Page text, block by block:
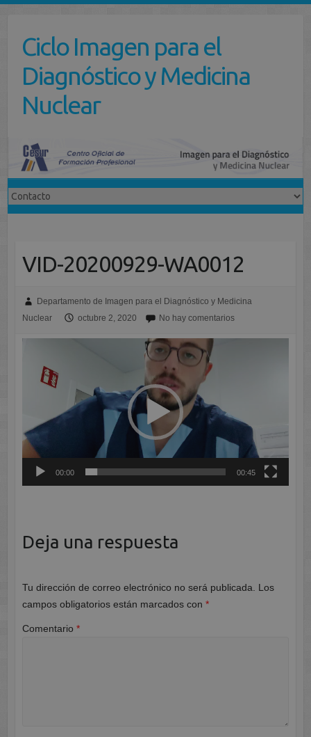
contenidoCiclo Imagen para el
Diagnóstico y Medicina
Nuclear
VID-20200929-WA0012
Departamento de Imagen para el Diagnóstico y Medicina
Nuclear
octubre 2, 2020 No hay comentarios
vídeo
00:00 00:45
Deja una respuesta
Tu dirección de correo electrónico no será publicada.
Los
campos obligatorios están marcados con *
Comentario *